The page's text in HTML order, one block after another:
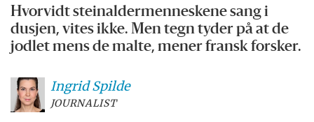
Hvorvidt steinaldermenneskene sang i
dusjen, vites ikke. Men tegn tyder på at de
jodlet mens de malte, mener fransk forsker.
Ingrid Spilde
JOURNALIST